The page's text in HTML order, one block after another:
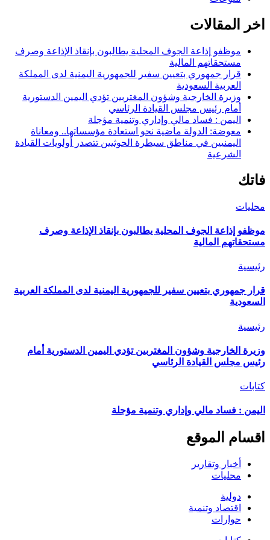
اخر المقالات
موظفو إذاعة الجوف المحلية يطالبون بإنقاذ الإذاعة وصرف
مستحقاتهم المالية
قرار جمهوري بتعيين سفير للجمهورية اليمنية لدى المملكة
العربية السعودية
وزيرة الخارجية وشؤون المغتربين تؤدي اليمين الدستورية
أمام رئيس مجلس القيادة الرئاسي
اليمن : فساد مالي وإداري وتنمية مؤجلة
معوضة: الدولة ماضية نحو استعادة مؤسساتها.. ومعاناة
اليمنيين في مناطق سيطرة الحوثيين تتصدر أولويات القيادة
الشرعية
فاتك
محليات
موظفو إذاعة الجوف المحلية يطالبون بإنقاذ الإذاعة وصرف
مستحقاتهم المالية
رئيسية
قرار جمهوري بتعيين سفير للجمهورية اليمنية لدى المملكة العربية
السعودية
رئيسية
وزيرة الخارجية وشؤون المغتربين تؤدي اليمين الدستورية أمام
رئيس مجلس القيادة الرئاسي
كتابات
اليمن : فساد مالي وإداري وتنمية مؤجلة
اقسام الموقع
أخبار وتقارير
محليات
دولية
اقتصاد وتنمية
حوارات